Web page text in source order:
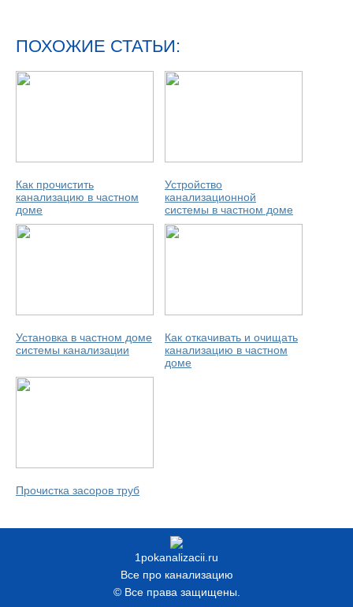
ПОХОЖИЕ СТАТЬИ:
Как прочистить
канализацию в частном
доме
Устройство
канализационной
системы в частном доме
Установка в частном доме
системы канализации
Как откачивать и очищать
канализацию в частном
доме
Прочистка засоров труб
1pokanalizacii.ru
Все про канализацию
© Все права защищены.